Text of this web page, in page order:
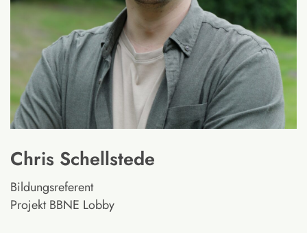
Chris Schellstede
Bildungsreferent
Projekt BBNE Lobby